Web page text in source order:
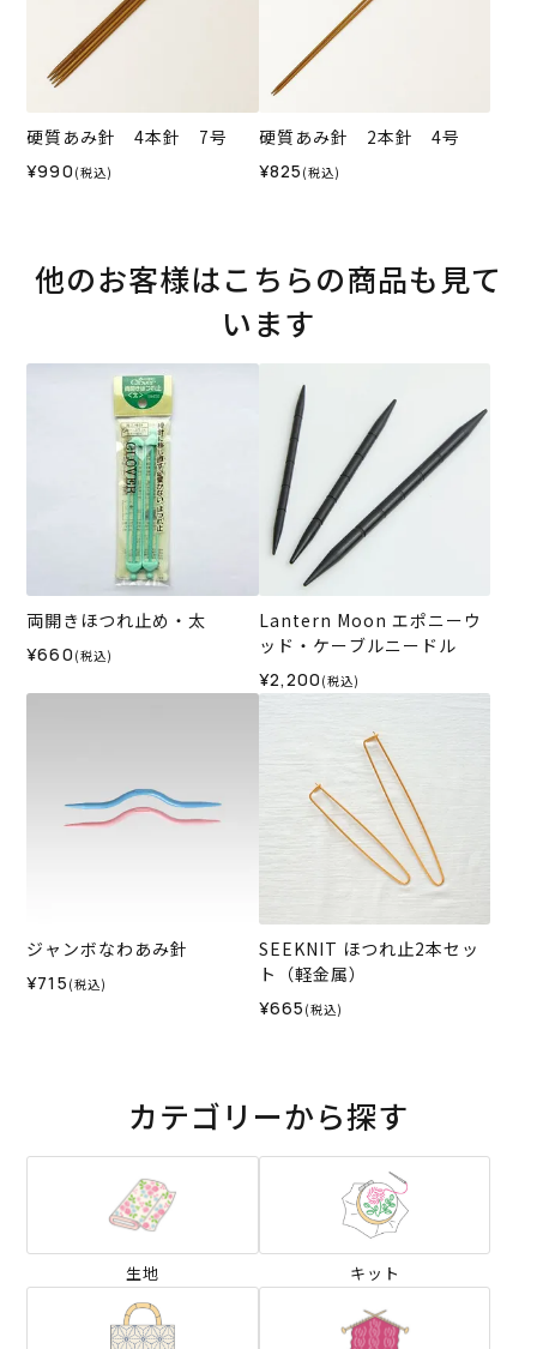
硬質あみ針 4本針 7号
¥990 (税込)
硬質あみ針 2本針 4号
¥825 (税込)
他のお客様はこちらの商品も見て
います
両開きほつれ止め・太
¥660 (税込)
Lantern Moon エポニーウ
ッド・ケーブルニードル
¥2,200 (税込)
ジャンボなわあみ針
¥715 (税込)
SEEKNIT ほつれ止2本セッ
ト（軽金属）
¥665 (税込)
カテゴリーから探す
生地 キット